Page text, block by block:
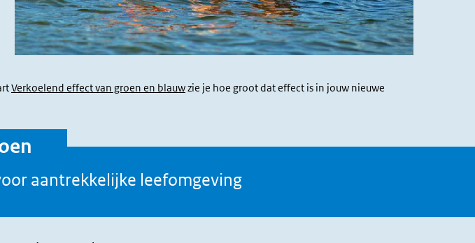
Verkoelend effect van groen en blauwzie je hoe groot dat effect is in jouw nieuwe
aantrekkelijke leefomgeving